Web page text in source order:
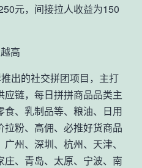
元，间接拉人收益为150
高
出的社交拼团项目，主打
链，每日拼拼商品品类主
、乳制品等、粮油、日用
粉、高佣、必推好货商品
州、深圳、杭州、天津、
、青岛、太原、宁波、南